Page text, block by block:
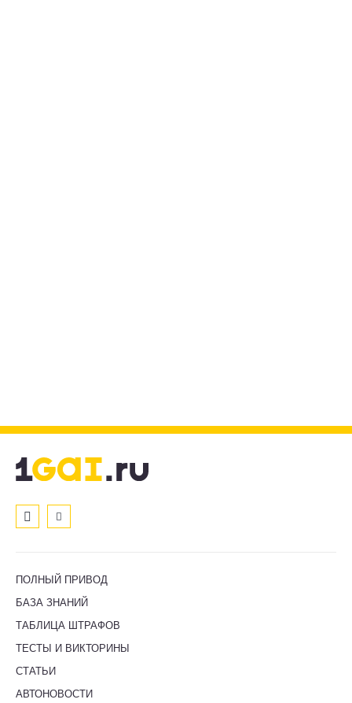
ПОЛНЫЙ ПРИВОД
БАЗА ЗНАНИЙ
ТАБЛИЦА ШТРАФОВ
ТЕСТЫ И ВИКТОРИНЫ
СТАТЬИ
АВТОНОВОСТИ